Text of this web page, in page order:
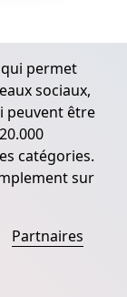
permet
sociaux,
peuvent être
catégories.
sur
Partnaires